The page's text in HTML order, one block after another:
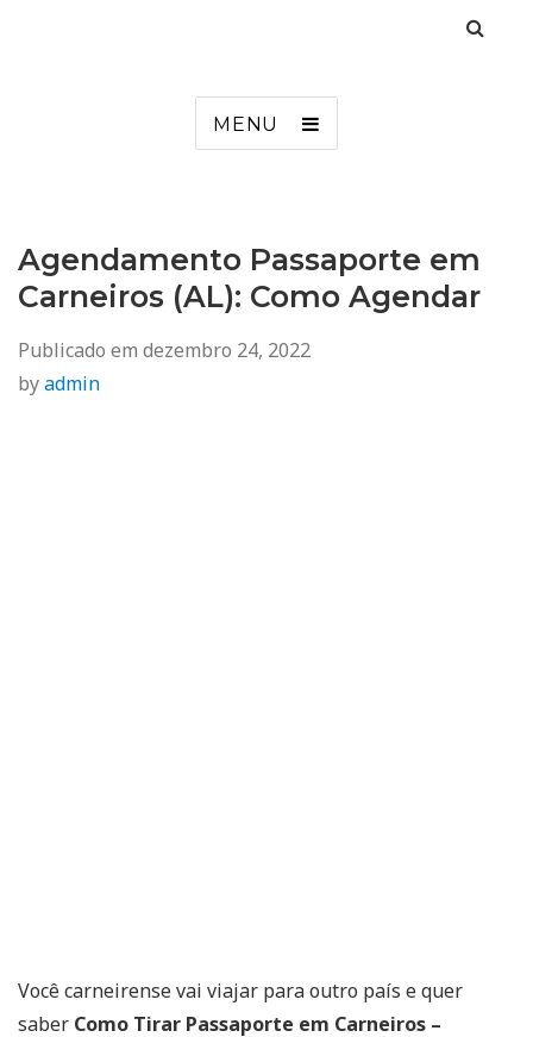
MENU
Agendamento Passaporte em
Carneiros (AL): Como Agendar
Publicado em dezembro 24, 2022
byadmin
Você carneirense vai viajar para outro país e quer
saber Como Tirar Passaporte em Carneiros –